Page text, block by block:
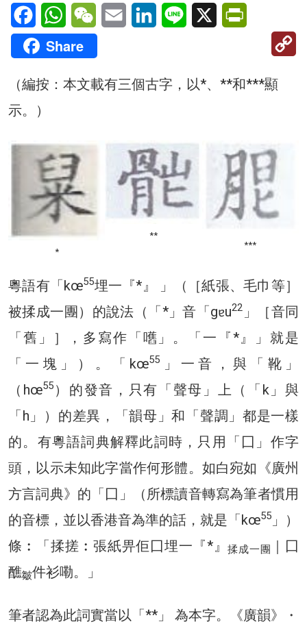
FacebookWhatsAppWeChatEmail LinkedInLine X
Share
（編按：本文載有三個古字，以*、**和***顯
示。）
*
**
***
粵語有「kœ55埋一『*』 」（［紙張、毛巾等］
被揉成一團）的說法（「*」音「gɐu22 」［音同
「舊」］，多寫作「嚿」。「一『*』」就是
「一塊」）。「kœ55
」一音，與「靴」
（hœ55）的發音，只有「聲母」上（「k」與
「h」）的差異，「韻母」和「聲調」都是一樣
的。有粵語詞典解釋此詞時，只用「囗」作字
頭，以示未知此字當作何形體。如白宛如《廣州
方言詞典》的「囗」（所標讀音轉寫為筆者慣用
的音標，並以香港音為準的話，就是「kœ55 」）
條︰「揉搓︰張紙畀佢囗埋一『*』揉成一團
｜囗
醮皺件衫嘞。」
筆者認為此詞實當以「**」 為本字。《廣韻》・